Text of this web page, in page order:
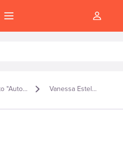
Atributo "Autor" de produto Vanessa Estela Kotovicz Zeballos Rolon